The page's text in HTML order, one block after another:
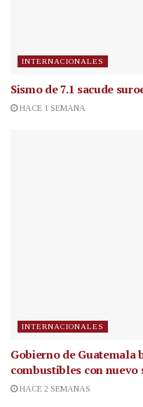
INTERNACIONALES
Sismo de 7.1 sacude
HACE 1 SEMANA
INTERNACIONALES
Gobierno de Guatemala
combustibles con nuevo
HACE 2 SEMANAS